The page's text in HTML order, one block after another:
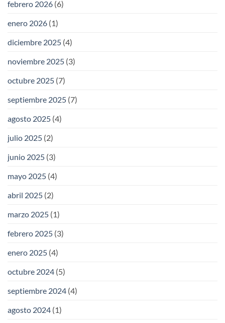
febrero 2026 (6)
enero 2026 (1)
diciembre 2025 (4)
noviembre 2025 (3)
octubre 2025 (7)
septiembre 2025 (7)
agosto 2025 (4)
julio 2025 (2)
junio 2025 (3)
mayo 2025 (4)
abril 2025 (2)
marzo 2025 (1)
febrero 2025 (3)
enero 2025 (4)
octubre 2024 (5)
septiembre 2024 (4)
agosto 2024 (1)